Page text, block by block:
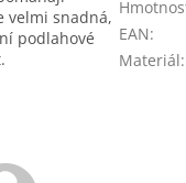
velmi snadná,
podlahové
EAN:
Materiál: